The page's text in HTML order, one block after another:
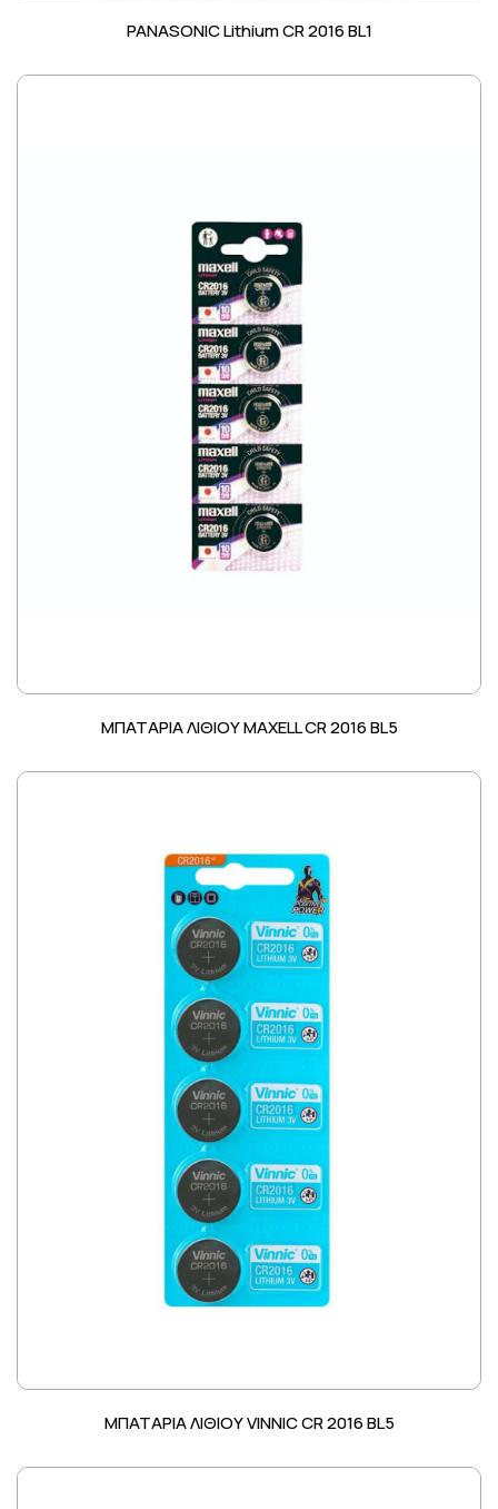
PANASONIC Lithium CR 2016 BL1
ΜΠΑΤΑΡΙΑ ΛΙΘΙΟΥ MAXELL CR 2016 BL5
ΜΠΑΤΑΡΙΑ ΛΙΘΙΟΥ VINNIC CR 2016 BL5